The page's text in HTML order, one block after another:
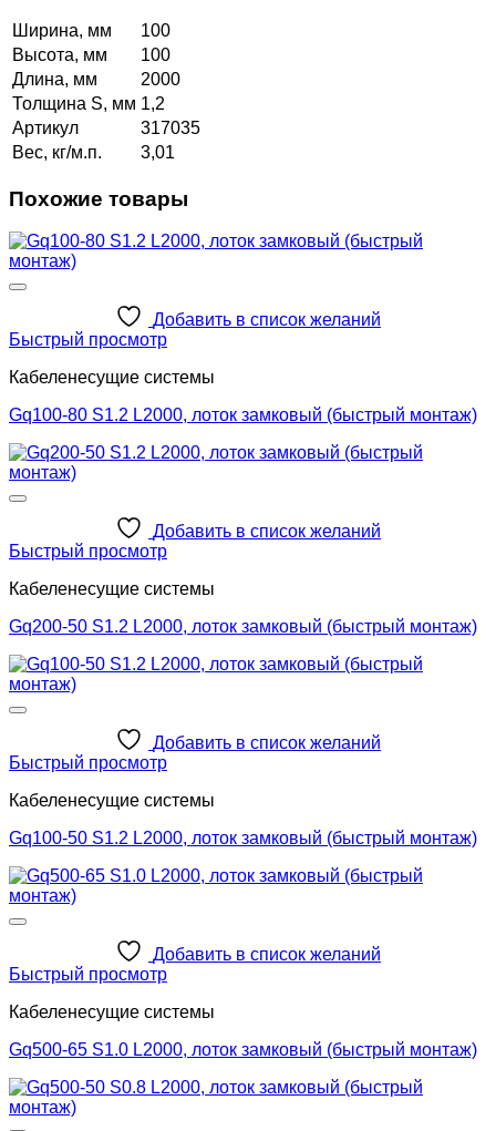
Ширина, мм
100
Высота, мм
100
Длина, мм
2000
Толщина S, мм 1,2
Артикул
317035
Вес, кг/м.п.
3,01
Похожие товары
Добавить в список желаний
Быстрый просмотр
Кабеленесущие системы
Gq100-80 S1.2 L2000, лоток замковый (быстрый монтаж)
Добавить в список желаний
Быстрый просмотр
Кабеленесущие системы
Gq200-50 S1.2 L2000, лоток замковый (быстрый монтаж)
Добавить в список желаний
Быстрый просмотр
Кабеленесущие системы
Gq100-50 S1.2 L2000, лоток замковый (быстрый монтаж)
Добавить в список желаний
Быстрый просмотр
Кабеленесущие системы
Gq500-65 S1.0 L2000, лоток замковый (быстрый монтаж)